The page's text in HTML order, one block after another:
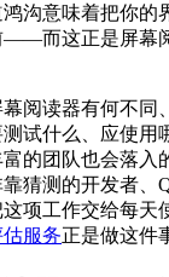
沟意味着把你的
——而这正是屏幕
阅读器有何不同
试什么、应使用
的团队也会落入
猜测的开发者、
项工作交给每天
服务正是做这件